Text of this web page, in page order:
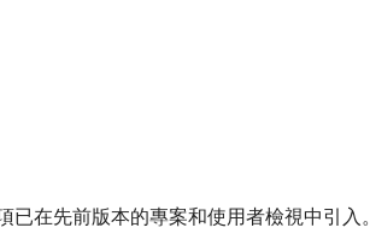
在先前版本的專案和使用者檢視中引入。